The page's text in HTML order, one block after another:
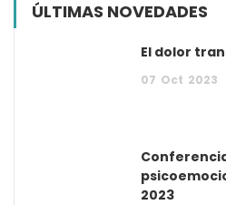
ÚLTIMAS NOVEDADES
El dolor
07 Oct 2023
2023